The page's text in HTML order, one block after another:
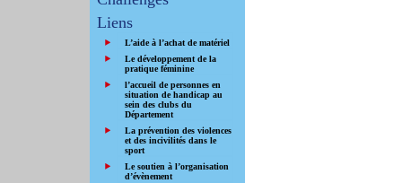
Liens
L’aide à l’achat de matériel
Le développement de la
pratique féminine
l’accueil de personnes en
situation de handicap au
sein des clubs du
Département
La prévention des violences
et des incivilités dans le
sport
Le soutien à l’organisation
d’évènement